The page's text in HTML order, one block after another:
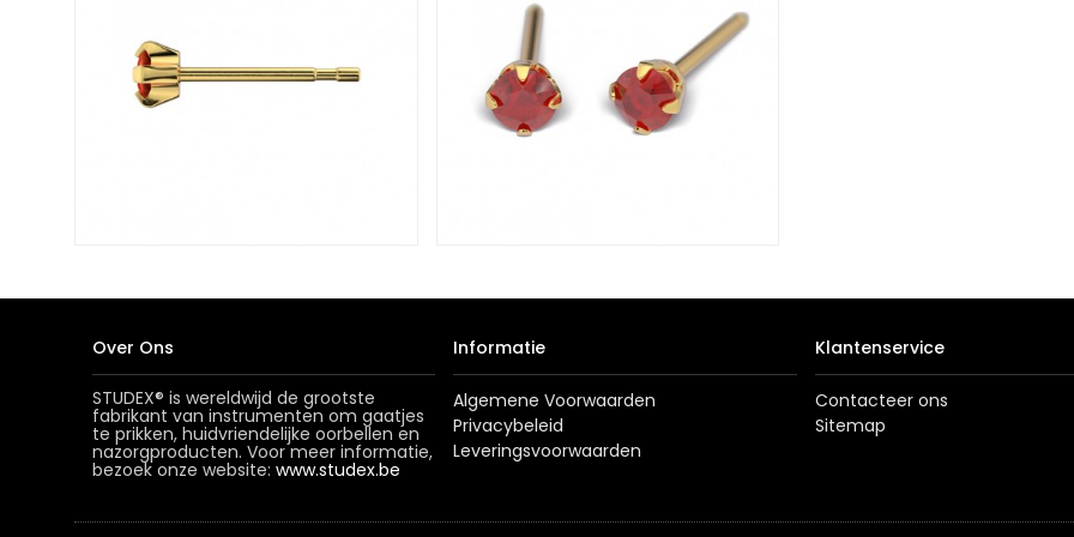
Over Ons
STUDEX® is wereldwijd de grootste
fabrikant van instrumenten om gaatjes
te prikken, huidvriendelijke oorbellen en
nazorgproducten. Voor meer informatie,
bezoek onze website: www.studex.be
Informatie
Algemene Voorwaarden
Privacybeleid
Leveringsvoorwaarden
Klantenservice
Contacteer ons
Sitemap